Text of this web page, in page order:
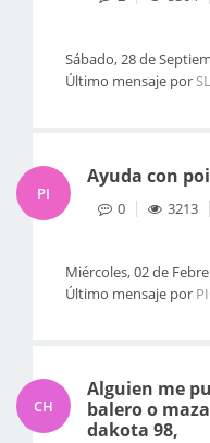
Sábado, 28 de
Último mensaje por
PI
Ayuda con
0 3213
Miércoles, 02 de
Último mensaje por
CH
Alguien me
balero o
dakota 98,